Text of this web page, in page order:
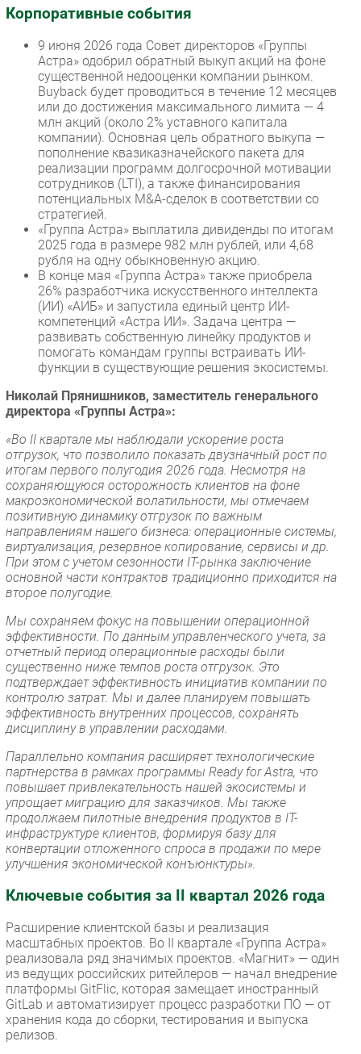
Тестовый стенд
Каталог компаний
Корпоративные события
9 июня 2026 года Совет директоров «Группы
Астра» одобрил обратный выкуп акций на фоне
существенной недооценки компании рынком.
Buyback будет проводиться в течение 12 месяцев
или до достижения максимального лимита — 4
млн акций (около 2% уставного капитала
компании). Основная цель обратного выкупа —
пополнение квазиказначейского пакета для
реализации программ долгосрочной мотивации
сотрудников (LTI), а также финансирования
потенциальных M&A-сделок в соответствии со
стратегией.
«Группа Астра» выплатила дивиденды по итогам
2025 года в размере 982 млн рублей, или 4,68
рубля на одну обыкновенную акцию.
В конце мая «Группа Астра» также приобрела
26% разработчика искусственного интеллекта
(ИИ) «АИБ» и запустила единый центр ИИ-
компетенций «Астра ИИ». Задача центра —
развивать собственную линейку продуктов и
помогать командам группы встраивать ИИ-
функции в существующие решения экосистемы.
Николай Прянишников, заместитель генерального
директора «Группы Астра»:
«Во II квартале мы наблюдали ускорение роста
отгрузок, что позволило показать двузначный рост по
итогам первого полугодия 2026 года. Несмотря на
сохраняющуюся осторожность клиентов на фоне
макроэкономической волатильности, мы отмечаем
позитивную динамику отгрузок по важным
направлениям нашего бизнеса: операционные системы,
виртуализация, резервное копирование, сервисы и др.
При этом с учетом сезонности IT-рынка заключение
основной части контрактов традиционно приходится на
второе полугодие.
Мы сохраняем фокус на повышении операционной
эффективности. По данным управленческого учета, за
отчетный период операционные расходы были
существенно ниже темпов роста отгрузок. Это
подтверждает эффективность инициатив компании по
контролю затрат. Мы и далее планируем повышать
эффективность внутренних процессов, сохранять
дисциплину в управлении расходами.
Параллельно компания расширяет технологические
партнерства в рамках программы Ready for Astra, что
повышает привлекательность нашей экосистемы и
упрощает миграцию для заказчиков. Мы также
продолжаем пилотные внедрения продуктов в IT-
инфраструктуре клиентов, формируя базу для
конвертации отложенного спроса в продажи по мере
улучшения экономической конъюнктуры».
Ключевые события за II квартал 2026 года
Расширение клиентской базы и реализация
масштабных проектов. Во II квартале «Группа Астра»
реализовала ряд значимых проектов. «Магнит» — один
из ведущих российских ритейлеров — начал внедрение
платформы GitFlic, которая замещает иностранный
GitLab и автоматизирует процесс разработки ПО — от
хранения кода до сборки, тестирования и выпуска
релизов.